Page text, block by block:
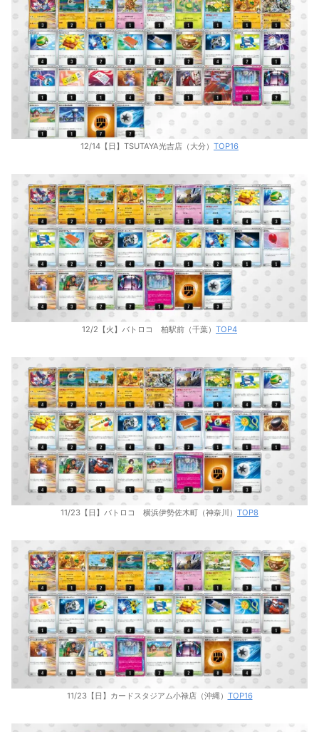
12/14【日】TSUTAYA光吉店（大分） TOP16
12/2【火】バトロコ 柏駅前（千葉） TOP4
11/23【日】バトロコ 横浜伊勢佐木町（神奈川） TOP8
11/23【日】カードスタジアム小禄店（沖縄） TOP16